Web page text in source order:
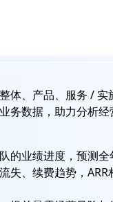
体、产品、服务 / 实
务数据，助力分析
的业绩进度，预测
失、续费趋势，